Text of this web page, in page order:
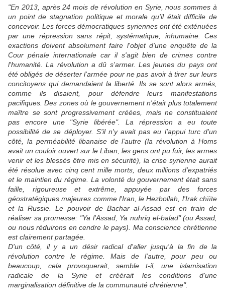
"En 2013, après 24 mois de révolution en Syrie, nous sommes à
un point de stagnation politique et morale qu'il était difficile de
concevoir. Les forces démocratiques syriennes ont été exténuées
par une répression sans répit, systématique, inhumaine. Ces
exactions doivent absolument faire l'objet d'une enquête de la
Cour pénale internationale car il s'agit bien de crimes contre
l'humanité. La révolution a dû s'armer. Les jeunes du pays ont
été obligés de déserter l'armée pour ne pas avoir à tirer sur leurs
concitoyens qui demandaient la liberté. Ils se sont alors armés,
comme ils disaient, pour défendre leurs manifestations
pacifiques. Des zones où le gouvernement n'était plus totalement
maître se sont progressivement créées, mais ne constituaient
pas encore une "Syrie libérée". La répression a eu toute
possibilité de se déployer. S'il n'y avait pas eu l'appui turc d'un
côté, la perméabilité libanaise de l'autre (la révolution à Homs
avait un couloir ouvert sur le Liban, les gens ont pu fuir, les armes
venir et les blessés être mis en sécurité), la crise syrienne aurait
été résolue avec cinq cent mille morts, deux millions d'expatriés
et le maintien du régime. La volonté du gouvernement était sans
faille, rigoureuse et extrême, appuyée par des forces
géostratégiques majeures comme l'Iran, le Hezbollah, l'Irak chïïte
et la Russie. Le pouvoir de Bachar al-Assad est en train de
réaliser sa promesse: "Ya l'Assad, Ya nuhriq el-balad" (ou Assad,
ou nous réduirons en cendre le pays). Ma conscience chrétienne
est clairement partagée.
D'un côté, il y a un désir radical d'aller jusqu'à la fin de la
révolution contre le régime. Mais de l'autre, pour peu ou
beaucoup, cela provoquerait, semble t-il, une islamisation
radicale de la Syrie et créérait les conditions d'une
marginalisation définitive de la communauté chrétienne".